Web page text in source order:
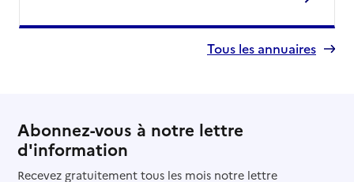
Tous les annuaires
Abonnez-vous à notre lettre
d'information
Recevez gratuitement tous les mois notre lettre